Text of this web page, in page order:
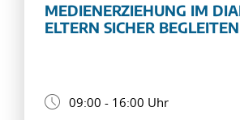
MEDIENERZIEHUNG IM
ELTERN SICHER BEGLEITEN
09:00 - 16:00 Uhr